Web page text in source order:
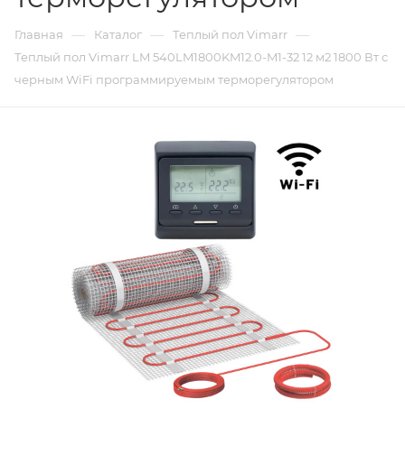
Главная — Каталог — Теплый пол Vimarr —
Теплый пол Vimarr LM 540LM1800KM12.0-M1-32 12 м2 1800 Вт с
черным WiFi программируемым терморегулятором